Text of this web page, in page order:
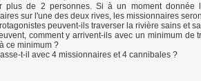
plus de 2 personnes. Si à un moment donnée
sur l'une des deux rives, les missionnaires
peuvent-ils traverser la rivière sains et
comment y arrivent-ils avec un minimum de
ce minimum ?
t-il avec 4 missionnaires et 4 cannibales ?